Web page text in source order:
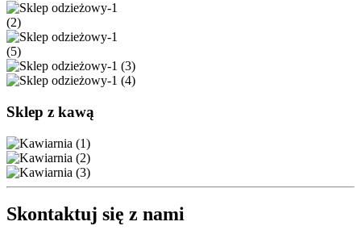
Sklep z kawą
Skontaktuj się z nami